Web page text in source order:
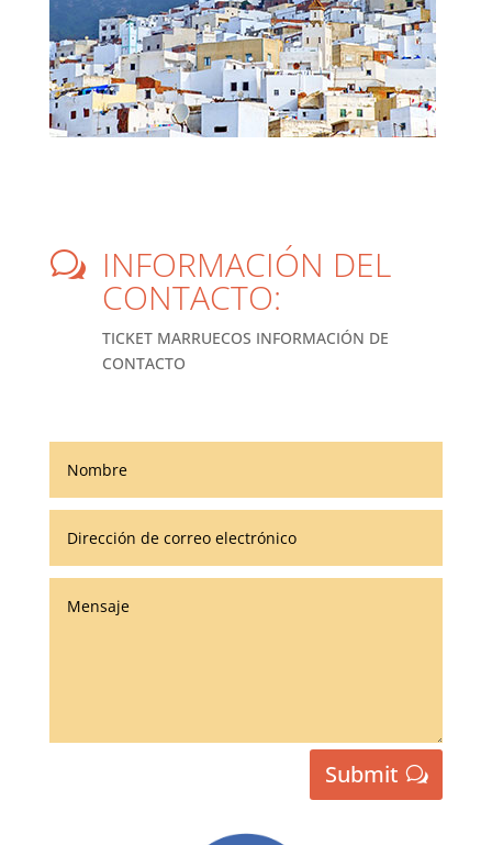
w INFORMACIÓN DEL
CONTACTO:
TICKET MARRUECOS INFORMACIÓN DE
CONTACTO
Submit